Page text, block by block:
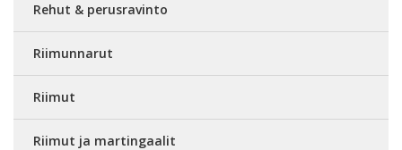
Rehut & perusravinto
Riimunnarut
Riimut
Riimut ja martingaalit